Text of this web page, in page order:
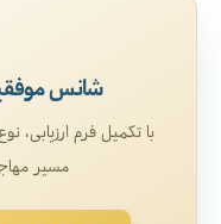
شانس
با تکمیل فرم ارزیابی،
مسیر